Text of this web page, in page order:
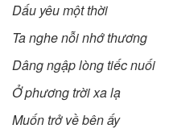
Dấu yêu một thời
Ta nghe nỗi nhớ thương
Dâng ngập lòng tiếc nuối
Ở phương trời xa lạ
Muốn trở về bên ấy